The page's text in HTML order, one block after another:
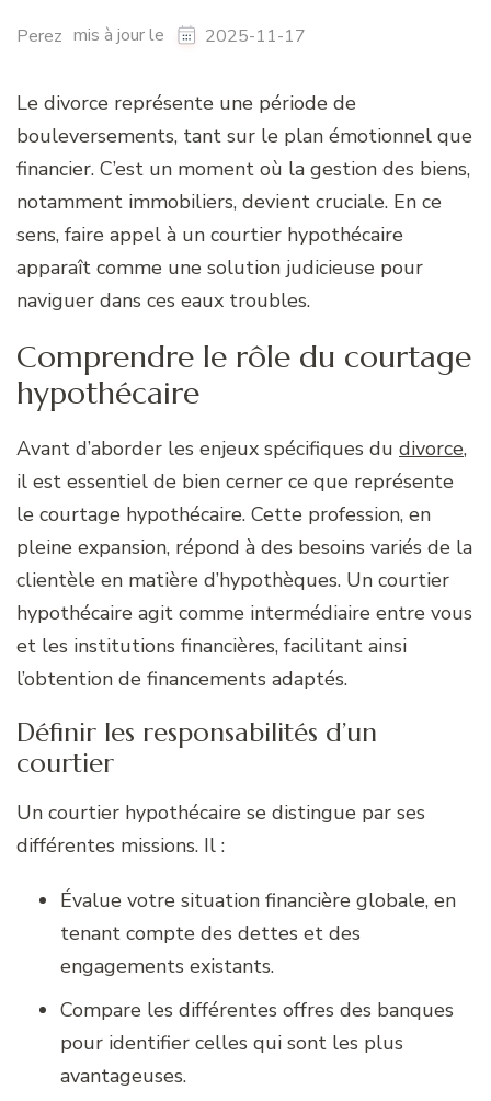
Perez mis à jour le 2025-11-17
Le divorce représente une période de
bouleversements, tant sur le plan émotionnel que
financier. C’est un moment où la gestion des biens,
notamment immobiliers, devient cruciale. En ce
sens, faire appel à un courtier hypothécaire
apparaît comme une solution judicieuse pour
naviguer dans ces eaux troubles.
Comprendre le rôle du courtage
hypothécaire
Avant d’aborder les enjeux spécifiques du divorce,
il est essentiel de bien cerner ce que représente
le courtage hypothécaire. Cette profession, en
pleine expansion, répond à des besoins variés de la
clientèle en matière d’hypothèques. Un courtier
hypothécaire agit comme intermédiaire entre vous
et les institutions financières, facilitant ainsi
l’obtention de financements adaptés.
Définir les responsabilités d’un
courtier
Un courtier hypothécaire se distingue par ses
différentes missions. Il :
Évalue votre situation financière globale, en
tenant compte des dettes et des
engagements existants.
Compare les différentes offres des banques
pour identifier celles qui sont les plus
avantageuses.